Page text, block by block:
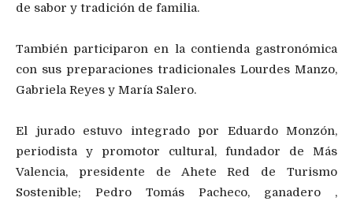
de sabor y tradición de familia.
También participaron en la contienda gastronómica
con sus preparaciones tradicionales Lourdes Manzo,
Gabriela Reyes y María Salero.
El jurado estuvo integrado por Eduardo Monzón,
periodista y promotor cultural, fundador de Más
Valencia, presidente de Ahete Red de Turismo
Sostenible; Pedro Tomás Pacheco, ganadero ,